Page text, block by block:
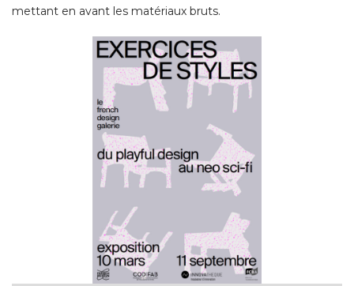
mettant en avant les matériaux bruts.